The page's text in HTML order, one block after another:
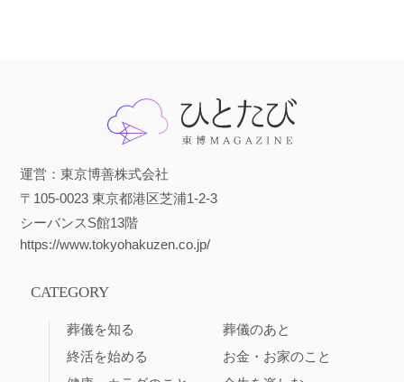
運営：東京博善株式会社
〒105-0023 東京都港区芝浦1-2-3
シーバンスS館13階
https://www.tokyohakuzen.co.jp/
CATEGORY
葬儀を知る
葬儀のあと
終活を始める
お金・お家のこと